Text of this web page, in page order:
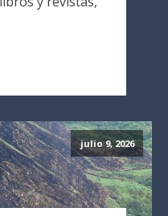
julio 9, 2026